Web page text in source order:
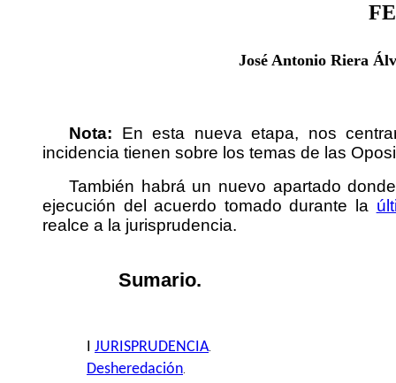
José Antonio Riera
Nota: En esta nueva etapa, nos
incidencia tienen sobre los temas de las
También habrá un nuevo apartado
ejecución del acuerdo tomado durante la
realce a la jurisprudencia.
Sumario.
I JURISPRUDENCIA.
Desheredación.